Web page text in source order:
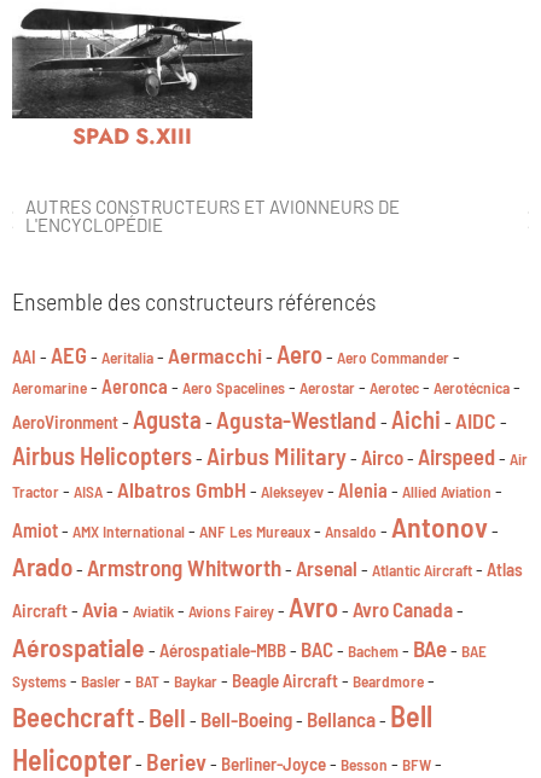
SPAD S.XIII
AUTRES CONSTRUCTEURS ET AVIONNEURS DE
L'ENCYCLOPÉDIE
Ensemble des constructeurs référencés
AAI - AEG - Aeritalia- Aermacchi- Aero- Aero Commander-
Aeromarine- Aeronca - Aero Spacelines- Aerostar- Aerotec- Aerotécnica-
AeroVironment- Agusta - Agusta-Westland - Aichi - AIDC -
Airbus Helicopters- Airbus Military- Airco- Airspeed- Air
Tractor- AISA- Albatros GmbH - Alekseyev- Alenia - Allied Aviation -
Amiot- AMX International- ANF Les Mureaux- Ansaldo - Antonov-
Arado- Armstrong Whitworth- Arsenal - Atlantic Aircraft- Atlas
Aircraft- Avia - Aviatik- Avions Fairey- Avro- Avro Canada-
Aérospatiale - Aérospatiale-MBB- BAC- Bachem- BAe- BAE
Systems- Basler- BAT- Baykar- Beagle Aircraft- Beardmore-
Beechcraft- Bell - Bell-Boeing- Bellanca- Bell
Helicopter- Beriev- Berliner-Joyce- Besson - BFW-